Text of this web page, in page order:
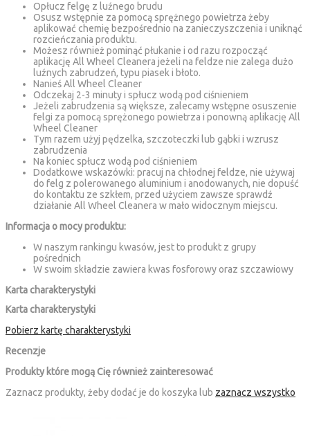
Opłucz felgę z luźnego brudu
Osusz wstępnie za pomocą sprężnego powietrza żeby
aplikować chemię bezpośrednio na zanieczyszczenia i uniknąć
rozcieńczania produktu.
Możesz również pominąć płukanie i od razu rozpocząć
aplikację All Wheel Cleanera jeżeli na feldze nie zalega dużo
luźnych zabrudzeń, typu piasek i błoto.
Nanieś All Wheel Cleaner
Odczekaj 2-3 minuty i spłucz wodą pod ciśnieniem
Jeżeli zabrudzenia są większe, zalecamy wstępne osuszenie
felgi za pomocą sprężonego powietrza i ponowną aplikację All
Wheel Cleaner
Tym razem użyj pędzelka, szczoteczki lub gąbki i wzrusz
zabrudzenia
Na koniec spłucz wodą pod ciśnieniem
Dodatkowe wskazówki: pracuj na chłodnej feldze, nie używaj
do felg z polerowanego aluminium i anodowanych, nie dopuść
do kontaktu ze szkłem, przed użyciem zawsze sprawdź
działanie All Wheel Cleanera w mało widocznym miejscu.
Informacja o mocy produktu:
W naszym rankingu kwasów, jest to produkt z grupy
pośrednich
W swoim składzie zawiera kwas fosforowy oraz szczawiowy
Karta charakterystyki
Karta charakterystyki
Pobierz kartę charakterystyki
Recenzje
Produkty które mogą Cię również zainteresować
Zaznacz produkty, żeby dodać je do koszyka lub zaznacz wszystko